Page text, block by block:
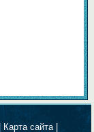
Карта сайта|